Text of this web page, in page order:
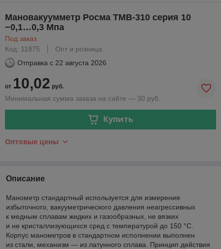
Мановакуумметр Росма ТМВ-310 серия 10
−0,1…0,3 Мпа
Под заказ
Код: 11875
Опт и розница
Отправка с 22 августа 2026
от 10,02 руб.
Минимальная сумма заказа на сайте — 30 руб.
Купить
Оптовые цены
Описание
Манометр стандартный используется для измерения
избыточного, вакууметрического давления неагресcивных
к медным сплавам жидких и газообразных, не вязких
и не кристаллизующихся сред с температурой до 150 °C.
Корпус манометров в стандартном исполнении выполнен
из стали, механизм — из латунного сплава. Принцип действия